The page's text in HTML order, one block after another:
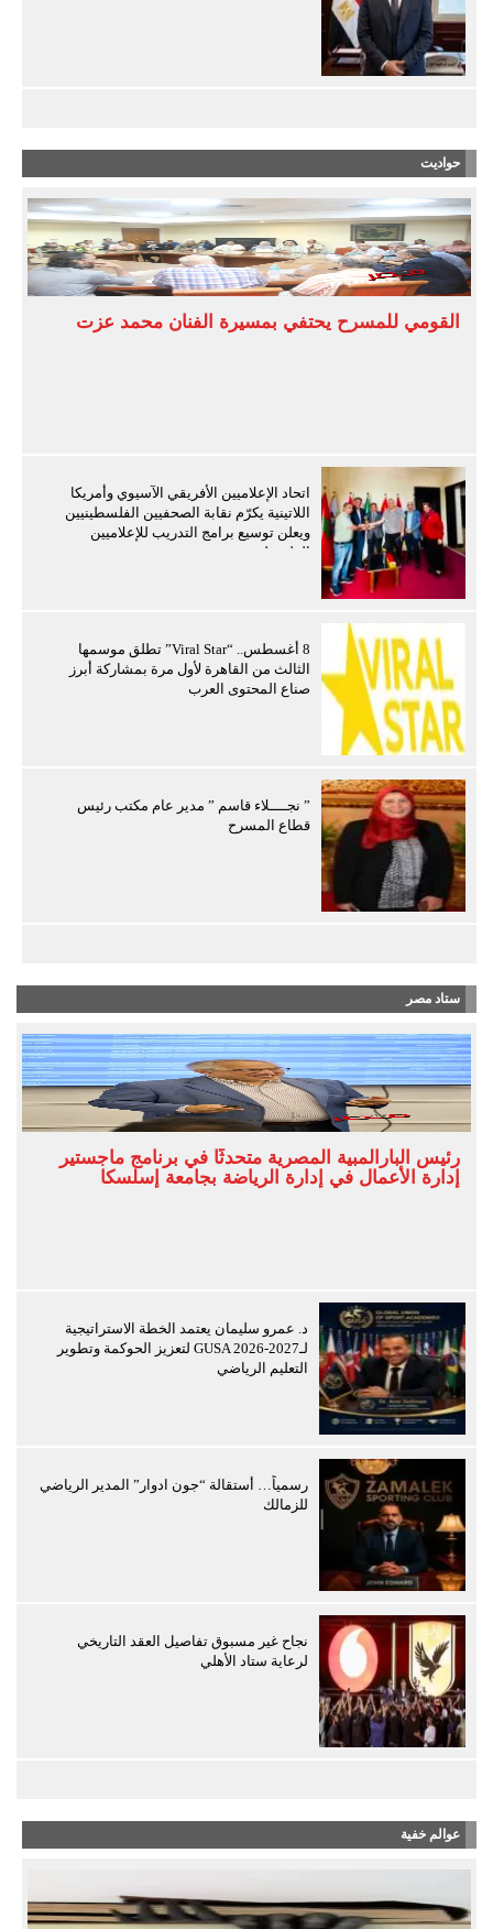
حواديت
القومي للمسرح يحتفي بمسيرة الفنان محمد عزت
اتحاد الإعلاميين الأفريقي الآسيوي وأمريكا
اللاتينية يكرّم نقابة الصحفيين الفلسطينيين
ويعلن توسيع برامج التدريب للإعلاميين
الفلسطينيين
8 أغسطس.. “Viral Star” تطلق موسمها
الثالث من القاهرة لأول مرة بمشاركة أبرز
صناع المحتوى العرب
” نجــــلاء قاسم ” مدير عام مكتب رئيس
قطاع المسرح
ستاد مصر
رئيس البارالمبية المصرية متحدثًا في برنامج ماجستير
إدارة الأعمال في إدارة الرياضة بجامعة إسلسكا
د. عمرو سليمان يعتمد الخطة الاستراتيجية
لـGUSA 2026-2027 لتعزيز الحوكمة وتطوير
التعليم الرياضي
رسمياً… أستقالة “جون ادوار” المدير الرياضي
للزمالك
نجاح غير مسبوق تفاصيل العقد التاريخي
لرعاية ستاد الأهلي
عوالم خفية